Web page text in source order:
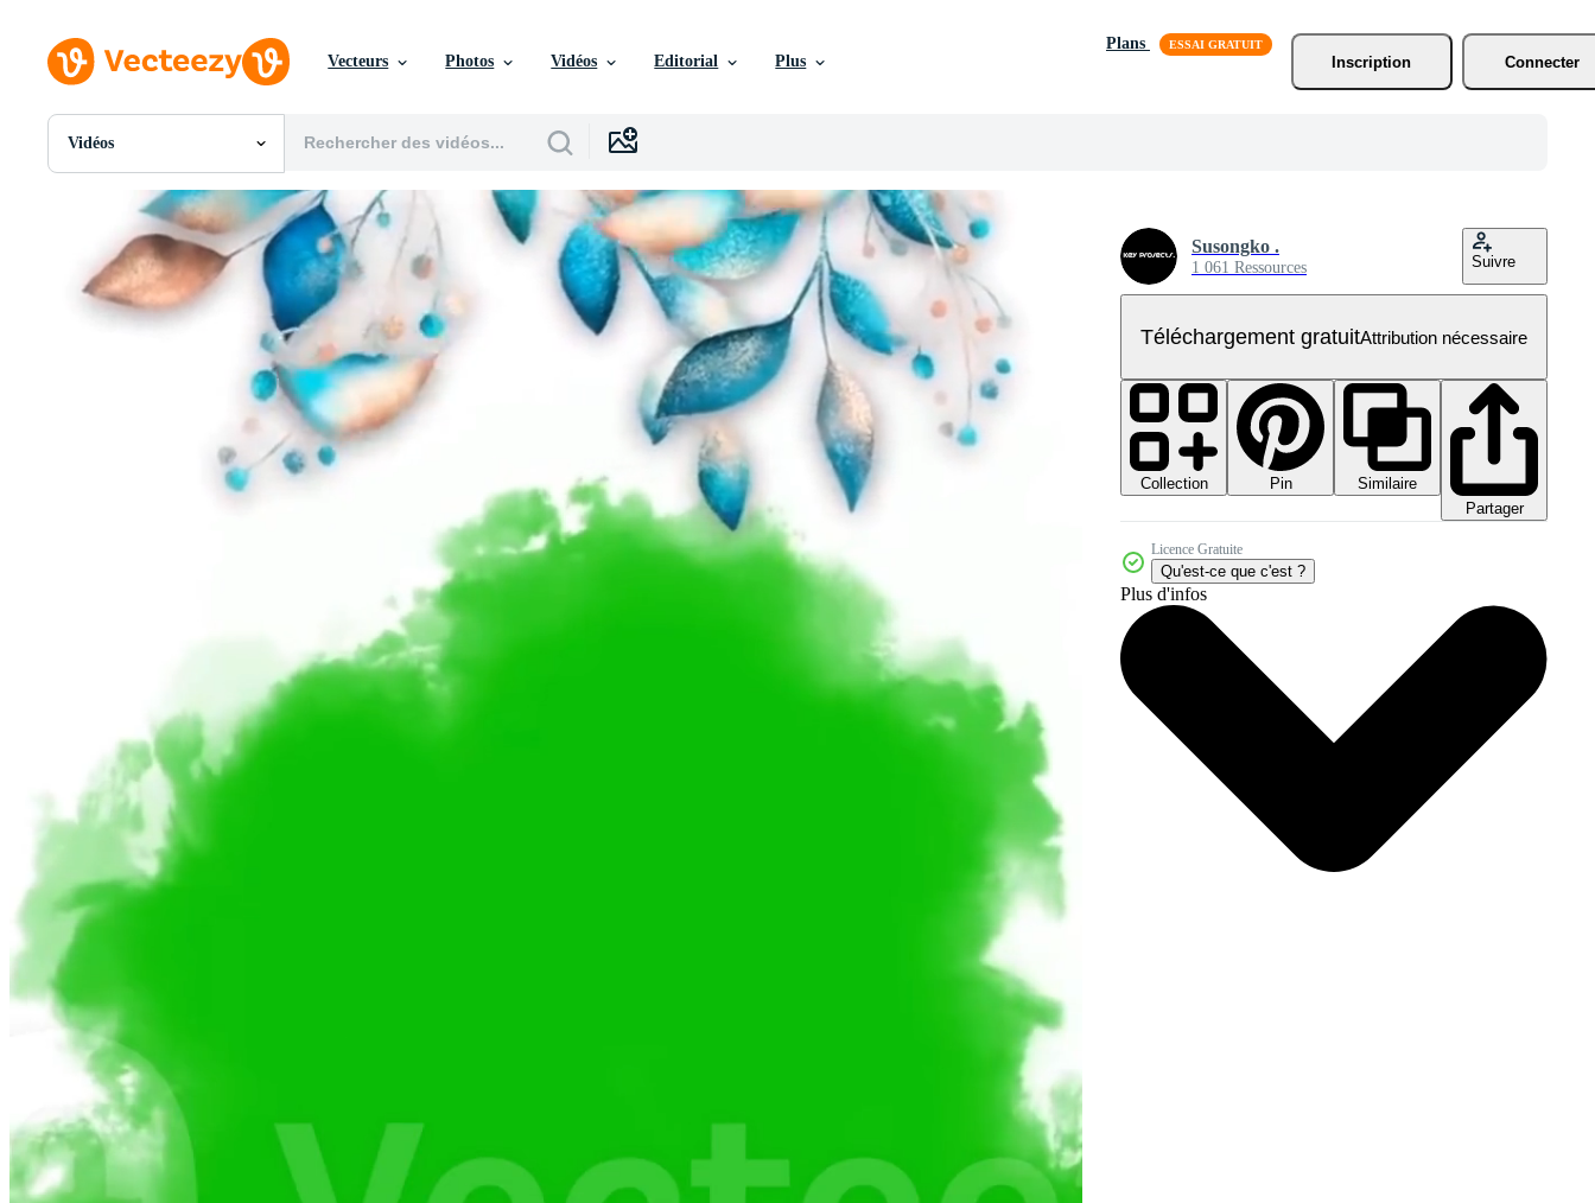
Vecteurs Photos Vidéos Editorial Plus
Plans
Inscription
Connecter
Vidéos
Toutes Images
Photos
PSDs
SVGs
Modèles
Vecteurs
Événements Éditoriaux
Susongko .
1 061 Ressources Suivre
Téléchargement gratuitAttribution nécessaire
Collection Pin
Similaire
Partager
Licence Gratuite
Qu'est-ce que c'est ?
Plus d'infos